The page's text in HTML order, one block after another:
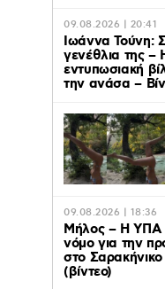
09.08.2026 | 20:41
Ιωάννα Τούνη:
γενέθλια της –
εντυπωσιακή
την ανάσα –
09.08.2026 | 18:36
Μήλος – Η ΥΠΑ
νόμο για την
στο
(βίντεο)